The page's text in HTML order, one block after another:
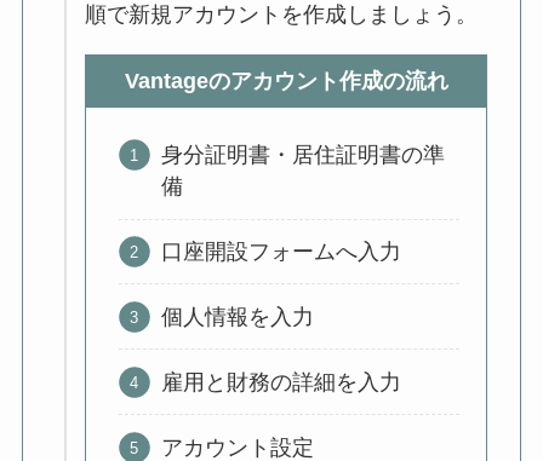
順で新規アカウントを作成しましょう。
Vantageのアカウント作成の流れ
身分証明書・居住証明書の準
備
口座開設フォームへ入力
個人情報を入力
雇用と財務の詳細を入力
アカウント設定